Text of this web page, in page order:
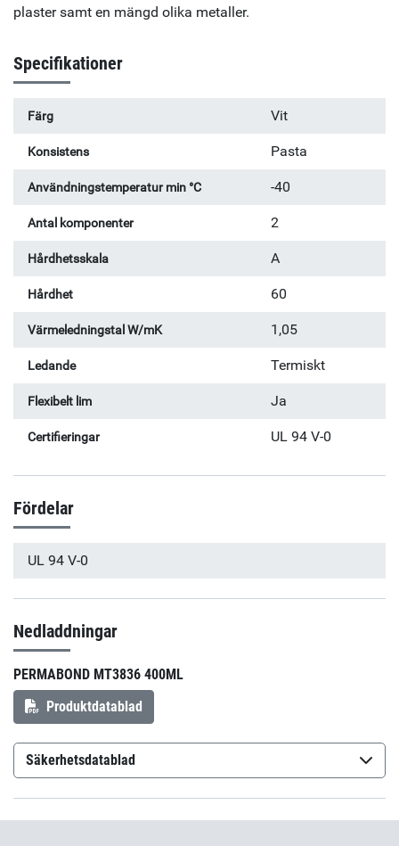
plaster samt en mängd olika metaller.
Specifikationer
Färg Vit
Konsistens Pasta
Användningstemperatur min °C -40
Antal komponenter 2
Hårdhetsskala A
Hårdhet 60
Värmeledningstal W/mK 1,05
Ledande Termiskt
Flexibelt lim Ja
Certifieringar UL 94 V-0
Fördelar
UL 94 V-0
Nedladdningar
PERMABOND MT3836 400ML
Produktdatablad
Säkerhetsdatablad
Permabond MT3836A (sv-SE)